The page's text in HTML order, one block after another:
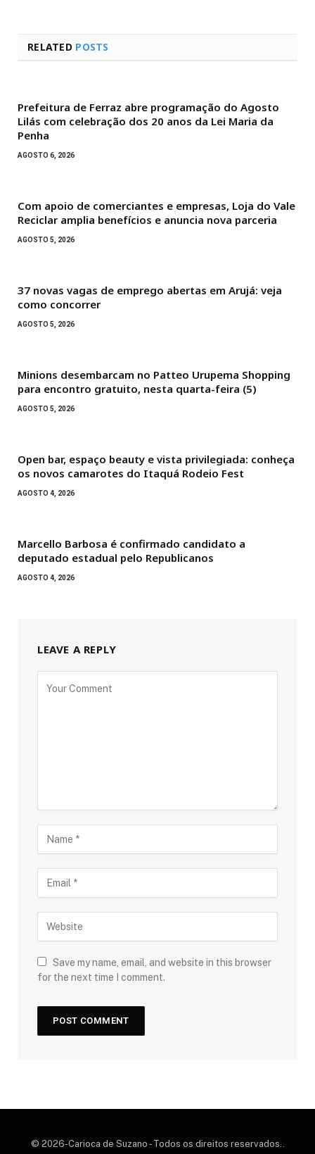
RELATED POSTS
Prefeitura de Ferraz abre programação do Agosto
Lilás com celebração dos 20 anos da Lei Maria da
Penha
AGOSTO 6, 2026
Com apoio de comerciantes e empresas, Loja do Vale
Reciclar amplia benefícios e anuncia nova parceria
AGOSTO 5, 2026
37 novas vagas de emprego abertas em Arujá: veja
como concorrer
AGOSTO 5, 2026
Minions desembarcam no Patteo Urupema Shopping
para encontro gratuito, nesta quarta-feira (5)
AGOSTO 5, 2026
Open bar, espaço beauty e vista privilegiada: conheça
os novos camarotes do Itaquá Rodeio Fest
AGOSTO 4, 2026
Marcello Barbosa é confirmado candidato a
deputado estadual pelo Republicanos
AGOSTO 4, 2026
LEAVE A REPLY
Save my name, email, and website in this browser
for the next time I comment.
© 2026-Carioca de Suzano - Todos os direitos reservados..